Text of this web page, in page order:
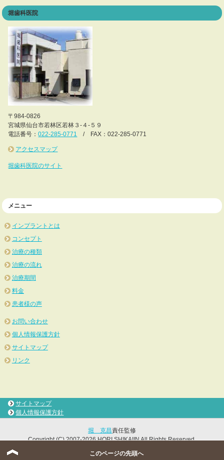
堀歯科医院
〒984-0826
宮城県仙台市若林区若林３-４-５９
電話番号：022-285-0771 / FAX：022-285-0771
アクセスマップ
堀歯科医院のサイト
メニュー
インプラントとは
コンセプト
治療の種類
治療の流れ
治療期間
料金
患者様の声
お問い合わせ
個人情報保護方針
サイトマップ
リンク
サイトマップ
個人情報保護方針
堀 克昌責任監修
Copyright (C) 2007-2026 HORI SHIKAIIN All Rights Reserved.
このページの先頭へ